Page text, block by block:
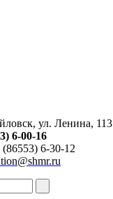
ул. Ленина, 113
6-00-16
6-30-12